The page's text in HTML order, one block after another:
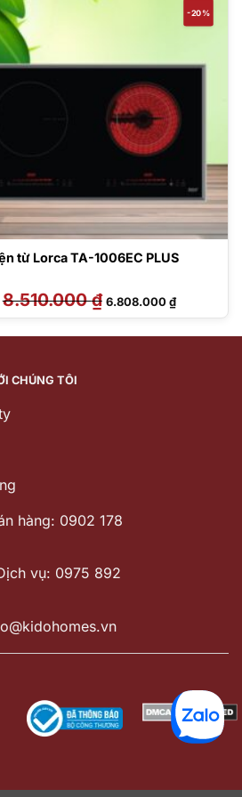
-20%
từ Lorca TA-1006EC PLUS
8.510.000₫ Giá
gốc
là:
6.808.000₫Giá
hiện
tại
6.808.000
CHÚNG TÔI
hàng: 0902 178
vụ: 0975 892